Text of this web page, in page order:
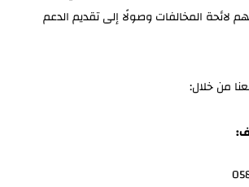
لائحة المخالفات وصولًا إلى تقديم الدعم
من خلال: